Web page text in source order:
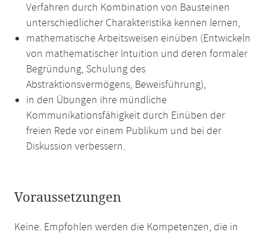
Verfahren durch Kombination von Bausteinen
unterschiedlicher Charakteristika kennen lernen,
mathematische Arbeitsweisen einüben (Entwickeln
von mathematischer Intuition und deren formaler
Begründung, Schulung des
Abstraktionsvermögens, Beweisführung),
in den Übungen ihre mündliche
Kommunikationsfähigkeit durch Einüben der
freien Rede vor einem Publikum und bei der
Diskussion verbessern.
Voraussetzungen
Keine. Empfohlen werden die Kompetenzen, die in